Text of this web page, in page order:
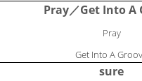
Pray／Get Into A
Pray
Get Into A
sure